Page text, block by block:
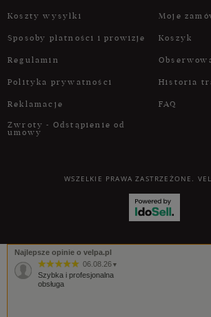
Koszty wysyłki
Sposoby płatności i prowizje
Regulamin
Polityka prywatności
Reklamacje
Zwroty - Odstąpienie od
umowy
Moje
Koszyk
Historia
FAQ
WSZELKIE PRAWA ZASTRZEŻONE.
Najlepsze opinie o velpa.pl
06.08.26 ▼
Szybka i profesjonalna
obsługa